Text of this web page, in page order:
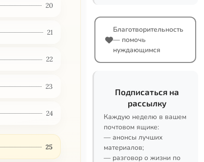
20
21
22
23
24
25
Благотворительность
— помочь
нуждающимся
Подписаться на
рассылку
Каждую неделю в вашем
почтовом ящике:
— анонсы лучших
материалов;
— разговор о жизни по